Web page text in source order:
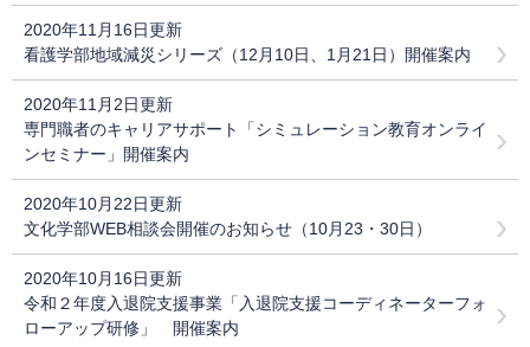
2020年11月16日更新
看護学部地域減災シリーズ（12月10日、1月21日）開催案内
2020年11月2日更新
専門職者のキャリアサポート「シミュレーション教育オンライ
ンセミナー」開催案内
2020年10月22日更新
文化学部WEB相談会開催のお知らせ（10月23・30日）
2020年10月16日更新
令和２年度入退院支援事業「入退院支援コーディネーターフォ
ローアップ研修」 開催案内